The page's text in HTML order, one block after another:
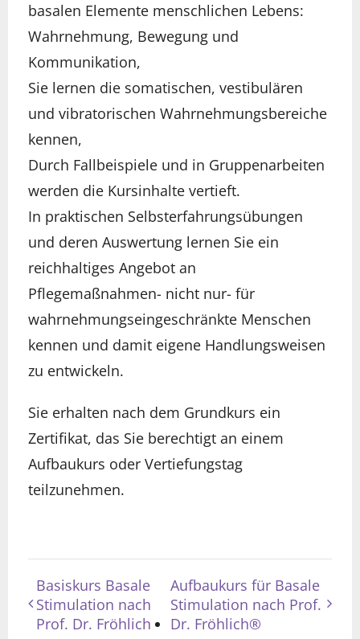
basalen Elemente menschlichen Lebens:
Wahrnehmung, Bewegung und
Kommunikation,
Sie lernen die somatischen, vestibulären
und vibratorischen Wahrnehmungsbereiche
kennen,
Durch Fallbeispiele und in Gruppenarbeiten
werden die Kursinhalte vertieft.
In praktischen Selbsterfahrungsübungen
und deren Auswertung lernen Sie ein
reichhaltiges Angebot an
Pflegemaßnahmen- nicht nur- für
wahrnehmungseingeschränkte Menschen
kennen und damit eigene Handlungsweisen
zu entwickeln.
Sie erhalten nach dem Grundkurs ein
Zertifikat, das Sie berechtigt an einem
Aufbaukurs oder Vertiefungstag
teilzunehmen.
Basiskurs Basale
Stimulation nach
Prof. Dr. Fröhlich
Aufbaukurs für Basale
Stimulation nach Prof.
Dr. Fröhlich®